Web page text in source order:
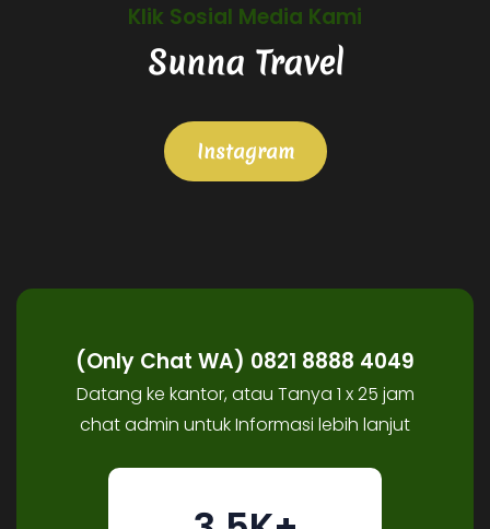
Klik Sosial Media Kami
Sunna Travel
Instagram
(Only Chat WA) 0821 8888 4049
Datang ke kantor, atau Tanya 1 x 25 jam
chat admin untuk Informasi lebih lanjut